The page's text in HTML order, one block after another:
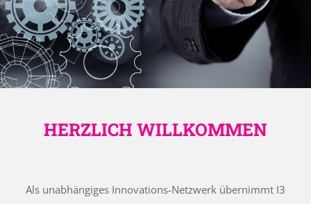
HERZLICH WILLKOMMEN
Als unabhängiges Innovations-Netzwerk übernimmt I3